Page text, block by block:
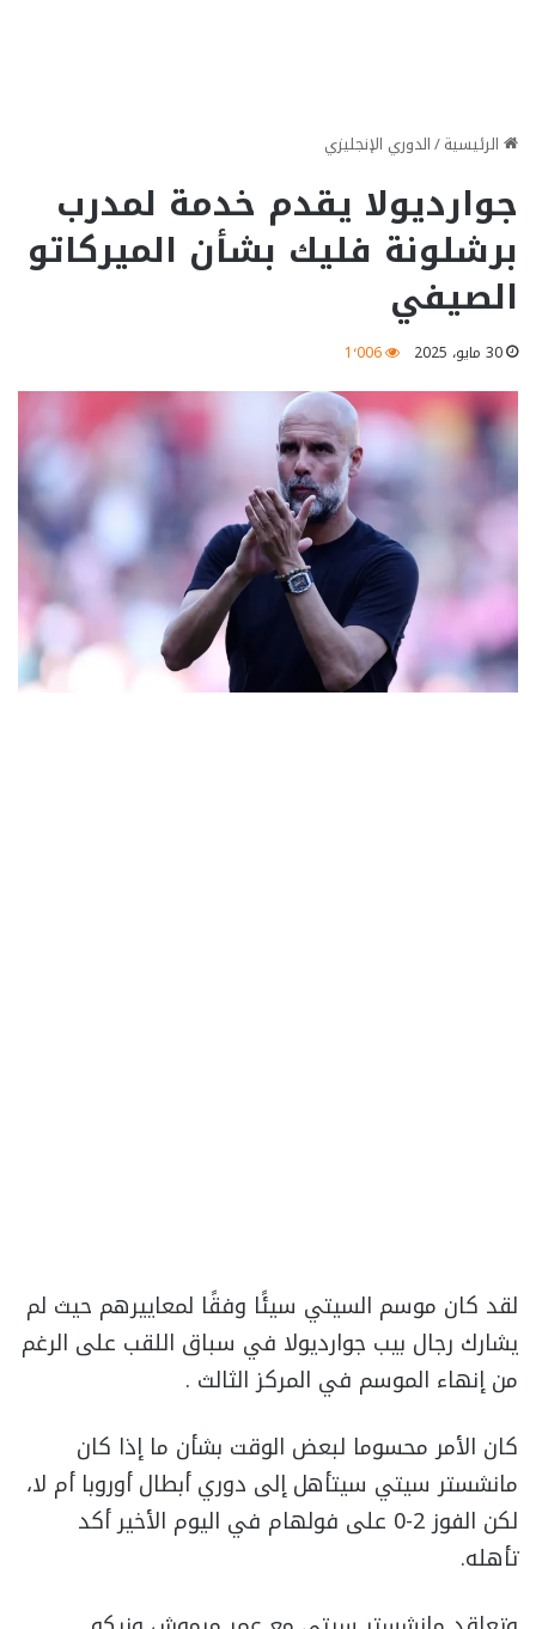
الرئيسية/الدوري الإنجليزي
جوارديولا يقدم خدمة لمدرب
برشلونة فليك بشأن الميركاتو
الصيفي
30 مايو، 2025 1٬006
لقد كان موسم السيتي سيئًا وفقًا لمعاييرهم حيث لم
يشارك رجال بيب جوارديولا في سباق اللقب على الرغم
من إنهاء الموسم في المركز الثالث .
كان الأمر محسوما لبعض الوقت بشأن ما إذا كان
مانشستر سيتي سيتأهل إلى دوري أبطال أوروبا أم لا،
لكن الفوز 2-0 على فولهام في اليوم الأخير أكد
تأهله.